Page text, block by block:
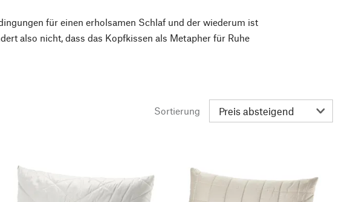
für einen erholsamen Schlaf und der wiederum ist
also nicht, dass das Kopfkissen als Metapher für Ruhe
Sortierung